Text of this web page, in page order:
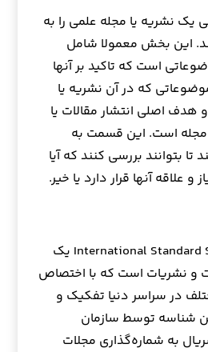
نشریه یا مجله علمی را به
این بخش معمولا شامل
است که تاکید بر آنها
که در آن نشریه یا
هدف اصلی انتشار مقالات یا
مجله است. این قسمت به
بتوانند بررسی کنند که آیا
علاقه آنها قرار دارد یا خیر.
ISSN یا International Standard Serial Number یک
و نشریات است که با اختصاص
در سراسر دنیا تفکیک و
شناسه توسط سازمان
به شماره‌گذاری مجلات